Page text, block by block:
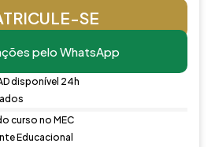
SE
pelo WhatsApp
disponível 24h
curso no MEC
Educacional